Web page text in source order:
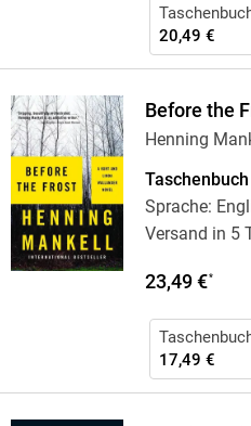
20,49 €
Before the
Henning
Taschenbuch
Sprache:
Versand in 5
23,49 €*
17,49 €